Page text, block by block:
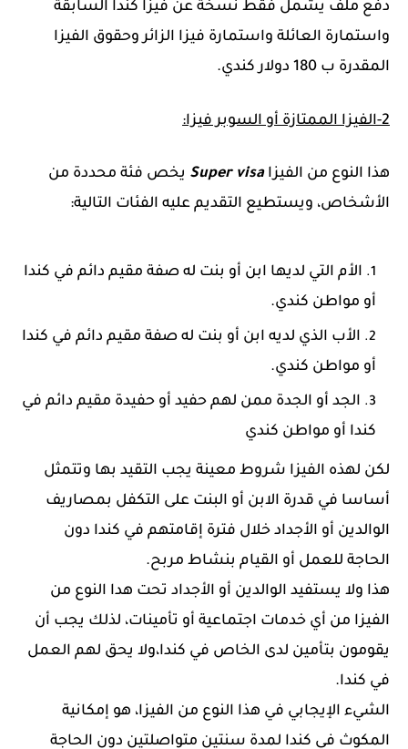
دفع ملف يشمل فقط نسخة عن فيزا كندا السابقة
واستمارة العائلة واستمارة فيزا الزائر وحقوق الفيزا
المقدرة ب 180 دولار كندي.
2-الفيزا الممتازة أو السوبر فيزا:
هذا النوع من الفيزاSuper visa يخص فئة محددة من
الأشخاص، ويستطيع التقديم عليه الفئات التالية:
الأم التي لديها ابن أو بنت له صفة مقيم دائم في كندا
أو مواطن كندي.
الأب الذي لديه ابن أو بنت له صفة مقيم دائم في كندا
أو مواطن كندي.
الجد أو الجدة ممن لهم حفيد أو حفيدة مقيم دائم في
كندا أو مواطن كندي
لكن لهذه الفيزا شروط معينة يجب التقيد بها وتتمثل
أساسا في قدرة الابن أو البنت على التكفل بمصاريف
الوالدين أو الأجداد خلال فترة إقامتهم في كندا دون
الحاجة للعمل أو القيام بنشاط مربح.
هذا ولا يستفيد الوالدين أو الأجداد تحت هدا النوع من
الفيزا من أي خدمات اجتماعية أو تأمينات، لذلك يجب أن
يقومون بتأمين لدى الخاص في كندا،ولا يحق لهم العمل
في كندا.
الشيء الإيجابي في هذا النوع من الفيزا، هو إمكانية
المكوث في كندا لمدة سنتين متواصلتين دون الحاجة